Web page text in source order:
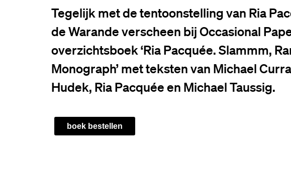
Tegelijk met de tentoonstelling van Ria
de Warande verscheen bij Occasional
overzichtsboek ‘Ria Pacquée. Slammm,
Monograph’ met teksten van Michael
Hudek, Ria Pacquée en Michael Taussig.
boek bestellen